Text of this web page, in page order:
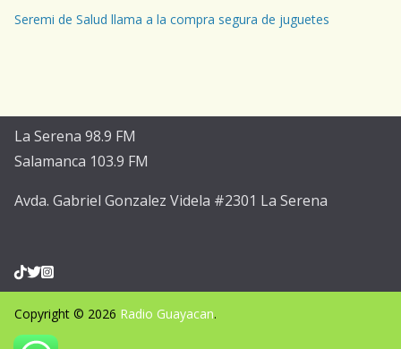
Seremi de Salud llama a la compra segura de juguetes
La Serena 98.9 FM
Salamanca 103.9 FM
Avda. Gabriel Gonzalez Videla #2301 La Serena
Copyright © 2026 Radio Guayacan.